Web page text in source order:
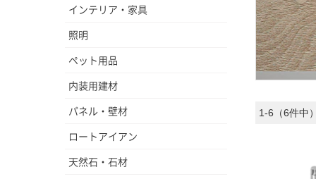
1-6（6件中
インテリア・家具
照明
ペット用品
内装用建材
パネル・壁材
ロートアイアン
天然石・石材